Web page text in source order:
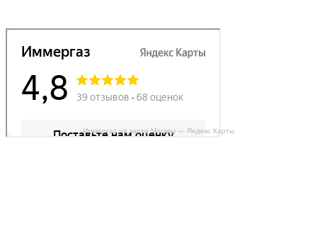
Иммергаз на карте Москвы — Яндекс Карты